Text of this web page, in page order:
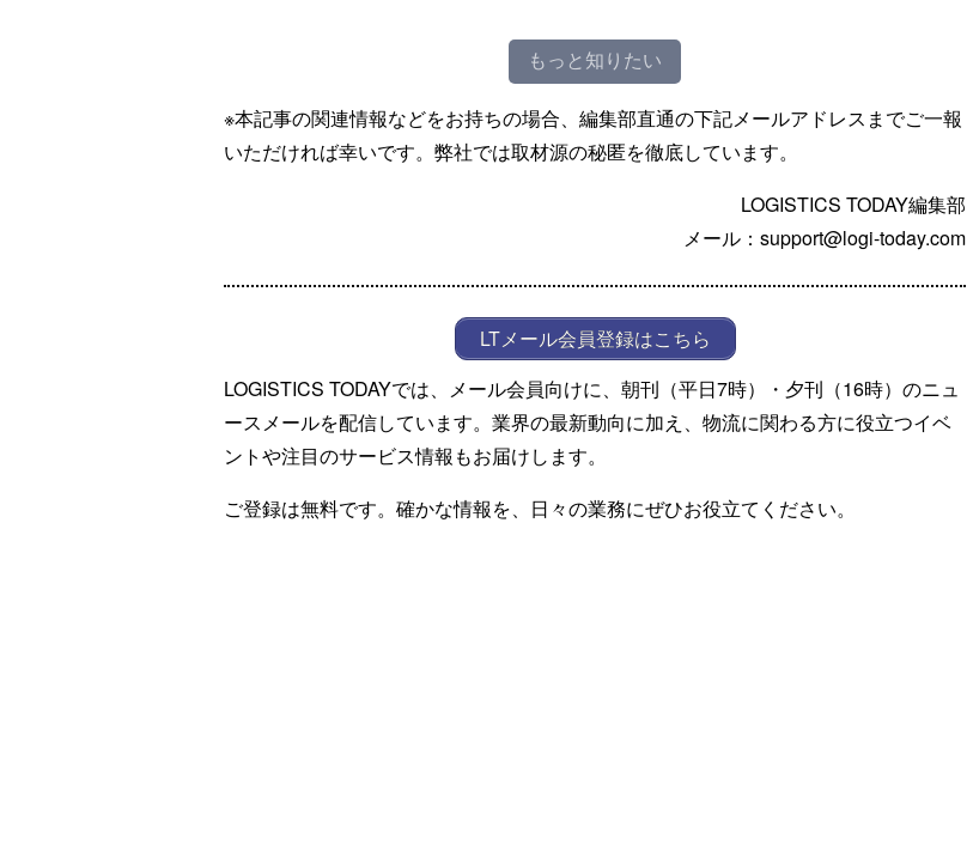
もっと知りたい
※本記事の関連情報などをお持ちの場合、編集部直通の下記メールアドレスまでご一報
いただければ幸いです。弊社では取材源の秘匿を徹底しています。
LOGISTICS TODAY編集部
メール：support@logi-today.com
LTメール会員登録はこちら
LOGISTICS TODAYでは、メール会員向けに、朝刊（平日7時）・夕刊（16時）のニュ
ースメールを配信しています。業界の最新動向に加え、物流に関わる方に役立つイベ
ントや注目のサービス情報もお届けします。
ご登録は無料です。確かな情報を、日々の業務にぜひお役立てください。